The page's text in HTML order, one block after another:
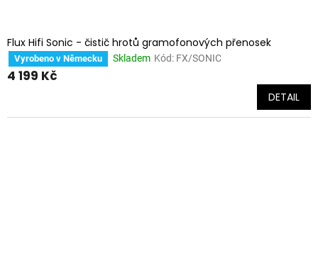
Flux Hifi Sonic - čistič hrotů gramofonových přenosek
Vyrobeno v Německu Skladem Kód: FX/SONIC
4 199 Kč
DETAIL